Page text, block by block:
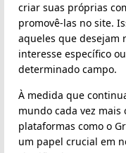
criar suas próprias
promovê-las no site.
aqueles que desejam
interesse específico
determinado campo.
À medida que
mundo cada vez
plataformas como o
um papel crucial em